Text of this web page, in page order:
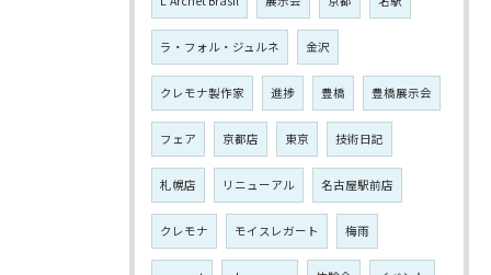
ラ・フォル・ジュルネ 金沢
クレモナ製作家 進捗 豊橋 豊橋展示会
フェア 京都店 東京 技術日記
札幌店 リニューアル 名古屋駅前店
クレモナ モイスレガート 梅雨